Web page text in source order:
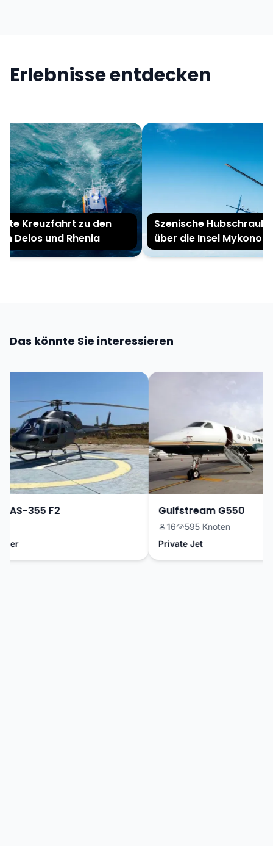
Erlebnisse entdecken
Kreuzfahrt zu den
Delos und Rhenia
Szenische
über die Insel Mykonos
Das könnte Sie interessieren
355 F2 Gulfstream G550
16
595 Knoten
Private Jet